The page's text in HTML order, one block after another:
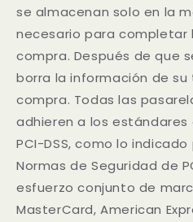
se almacenan solo en la
necesario para completar
compra. Después de que
borra la información de
compra. Todas las
adhieren a los
PCI-DSS, como lo
Normas de Seguridad de
esfuerzo conjunto de
MasterCard, American